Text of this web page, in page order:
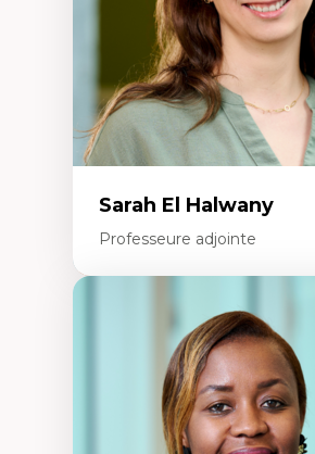
francophone minoritaire
Identité linguistique et
Recherche-action et approches
participatives
Leadership éducatif et
Éducation durable et bien-être
enseignement
Sarah El Halwany
Professeure adjointe
Les apports pédagogiques des
l'affect, du posthumanisme, du
dans l'éducation aux sciences
L'apprentissage des sciences/
perspective socioécologique de
L’insertion professionnelle des
enseignant.e.s